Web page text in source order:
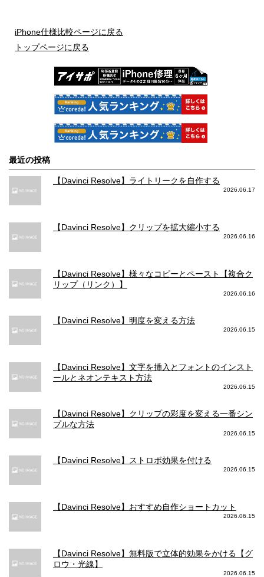
バッテリー
ストリーミング再生：最大20時間
オーディオ再生：最大75時間
高速充電に対応
ストリーミング再生：最大10時間
オーディオ再生：最大65時間
高速充電に対応
本体の料金
128GB: 122,800円
512GB: 158,800円
1TB: 182,800円
64GB: 80,784円
256GB: 98,064円
撮影対応フォーマット
写真メインカメラ 画素数
1200万画素(12MP) 1200万画素(12MP)
望遠：F/2.8
写真メインカメラ 手ぶれ補正
遠、広角）
センサーシフト光学式手ぶれ補正
自動手ぶれ補正
3倍の光学ズームイン
2倍の光学ズームアウト
2倍の光学ズームアウト
写真メインカメラ フラッシュ
iPhone仕様比較ページに戻る
トップページに戻る
最近の投稿
【Davinci Resolve】ライトリークを自作する
2026.06.17
【Davinci Resolve】クリップを拡大縮小する
2026.06.16
【Davinci Resolve】様々なコピーとペースト【複合ク
リップ（リンク）】
2026.06.16
【Davinci Resolve】明度を変える方法
2026.06.15
【Davinci Resolve】文字を挿入とフォントのインスト
ールとネオンテキスト方法
2026.06.15
【Davinci Resolve】クリップの彩度を変える一番シン
プルな方法
2026.06.15
【Davinci Resolve】ストロボ効果を付ける
2026.06.15
【Davinci Resolve】おすすめ自作ショートカット
2026.06.15
【Davinci Resolve】無料版で立体的効果をかける【グ
ロウ・光線】
2026.06.15